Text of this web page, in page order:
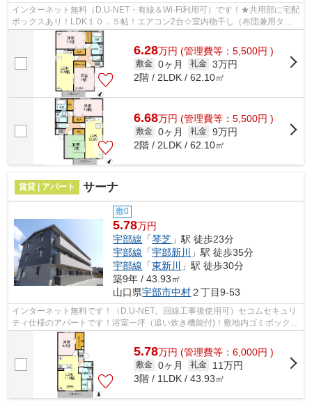
インターネット無料（D.U-NET・有線＆Wi-Fi利用可）です！★共用部に宅配
ボックスあり！LDK１０．５帖！エアコン2台☆室内物干し（布団兼用タイ
プ）☆洗髪洗面化粧台付き♪
6.28万円 (管理費等：5,500円 )
敷金 0ヶ月 礼金 3万円
2階 / 2LDK / 62.10㎡
6.68万円 (管理費等：5,500円 )
敷金 0ヶ月 礼金 9万円
2階 / 2LDK / 62.10㎡
賃貸 | アパート サーナ
敷0
5.78万円
宇部線 「琴芝 」駅 徒歩23分
宇部線 「宇部新川
」駅 徒歩35分
宇部線 「東新川
」駅 徒歩30分
築9年 / 43.93㎡
山口県宇部市中村２丁目9-53
インターネット無料です！（D.U-NET。回線工事後使用可）セコムセキュリ
ティ仕様のアパートです！浴室一坪（追い炊き機能付)！敷地内ゴミボックス
有（民間業者回収）
5.78万円 (管理費等：6,000円 )
敷金 0ヶ月 礼金
11万円
3階 / 1LDK / 43.93㎡